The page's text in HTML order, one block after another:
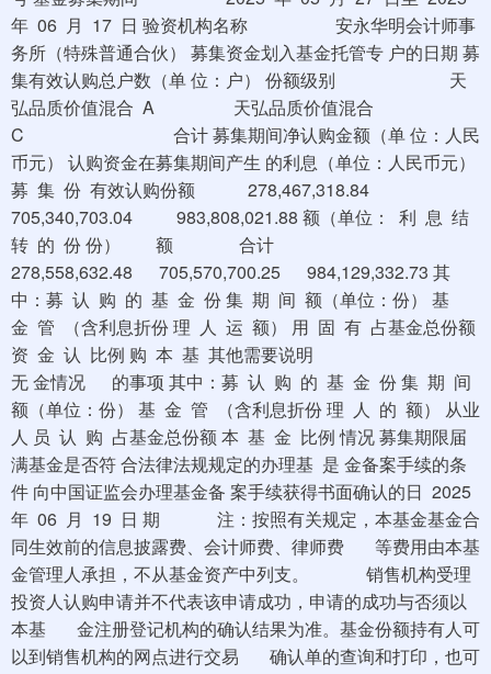
年 06 月 17 日 验资机构名称 安永华明会计师事
务所（特殊普通合伙） 募集资金划入基金托管专 户的日期 募
集有效认购总户数（单 位：户） 份额级别 天
弘品质价值混合 A 天弘品质价值混合
C 合计 募集期间净认购金额（单 位：人民
币元） 认购资金在募集期间产生 的利息（单位：人民币元）
募 集 份 有效认购份额 278,467,318.84
705,340,703.04 983,808,021.88 额（单位： 利 息 结
转 的 份 份） 额 合计
278,558,632.48 705,570,700.25 984,129,332.73 其
中：募 认 购 的 基 金 份 集 期 间 额（单位：份） 基
金 管 （含利息折份 理 人 运 额） 用 固 有 占基金总份额
资 金 认 比例 购 本 基 其他需要说明
无 金情况 的事项 其中：募 认 购 的 基 金 份 集 期 间
额（单位：份） 基 金 管 （含利息折份 理 人 的 额） 从业
人 员 认 购 占基金总份额 本 基 金 比例 情况 募集期限届
满基金是否符 合法律法规规定的办理基 是 金备案手续的条
件 向中国证监会办理基金备 案手续获得书面确认的日 2025
年 06 月 19 日 期 注：按照有关规定，本基金基金合
同生效前的信息披露费、会计师费、律师费 等费用由本基
金管理人承担，不从基金资产中列支。 销售机构受理
投资人认购申请并不代表该申请成功，申请的成功与否须以
本基 金注册登记机构的确认结果为准。基金份额持有人可
以到销售机构的网点进行交易 确认单的查询和打印，也可